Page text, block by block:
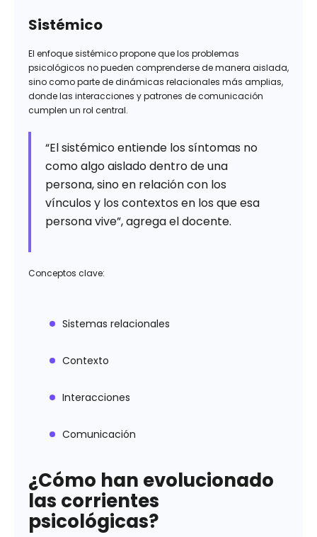
Sistémico
El enfoque sistémico propone que los problemas
psicológicos no pueden comprenderse de manera aislada,
sino como parte de dinámicas relacionales más amplias,
donde las interacciones y patrones de comunicación
cumplen un rol central.
“El sistémico entiende los síntomas no
como algo aislado dentro de una
persona, sino en relación con los
vínculos y los contextos en los que esa
persona vive”, agrega el docente.
Conceptos clave:
Sistemas relacionales
Contexto
Interacciones
Comunicación
¿Cómo han evolucionado
las corrientes
psicológicas?